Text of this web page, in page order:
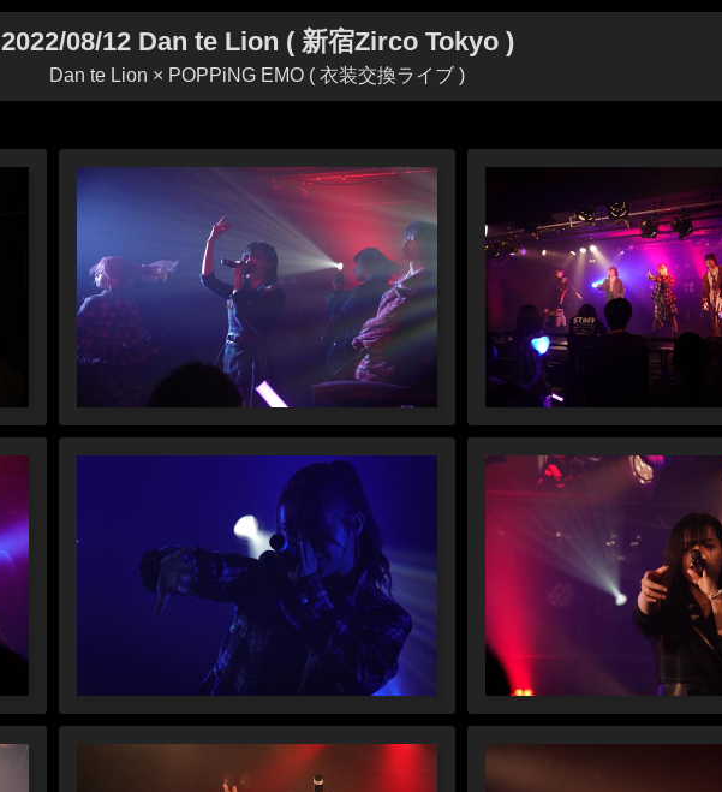
2022/08/12 Dan te Lion ( 新宿Zirco Tokyo )
Dan te Lion × POPPiNG EMO ( 衣装交換ライブ )